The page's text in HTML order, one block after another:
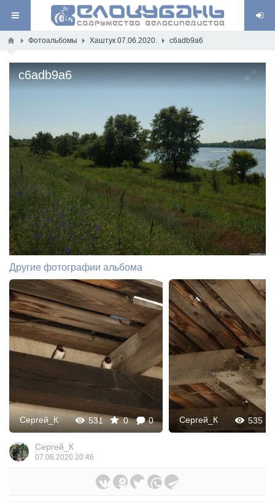
Фотоальбомы Хаштук 07.06.2020. c6adb9a6
c6adb9a6
Другие фотографии альбома
531 0 0
Сергей_К 535
Сергей_К
Сергей_К
07.06.2020 20:46